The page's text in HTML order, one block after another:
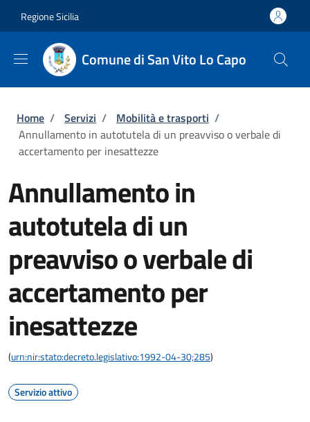
Regione Sicilia
Comune di San Vito Lo Capo
Briciole di pane
Home / Servizi / Mobilità e trasporti /
Annullamento in autotutela di un preavviso o verbale di
accertamento per inesattezze
Annullamento in
autotutela di un
preavviso o verbale di
accertamento per
inesattezze
(urn:nir:stato:decreto.legislativo:1992-04-30;285)
Servizio attivo